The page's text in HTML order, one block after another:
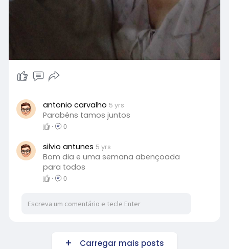
antonio carvalho 5 yrs
Parabéns tamos juntos
· 0
silvio antunes 5 yrs
Bom dia e uma semana abençoada
para todos
· 0
Carregar mais posts